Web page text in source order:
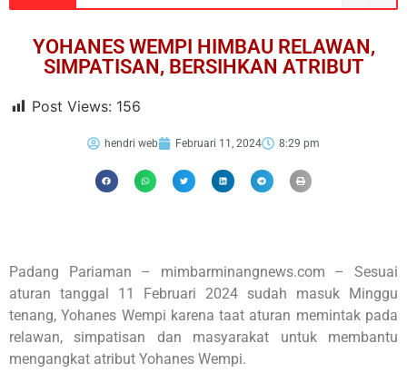
YOHANES WEMPI HIMBAU RELAWAN,
SIMPATISAN, BERSIHKAN ATRIBUT
Post Views: 156
hendri web Februari 11, 2024 8:29 pm
Padang Pariaman – mimbarminangnews.com – Sesuai
aturan tanggal 11 Februari 2024 sudah masuk Minggu
tenang, Yohanes Wempi karena taat aturan memintak pada
relawan, simpatisan dan masyarakat untuk membantu
mengangkat atribut Yohanes Wempi.